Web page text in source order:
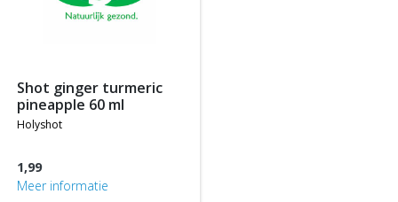
shot ginger turmeric
pineapple 60 ml
holyshot
1,99
Meer informatie